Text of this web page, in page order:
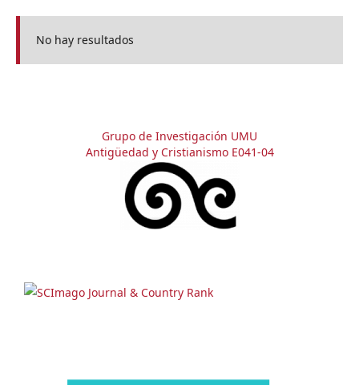
No hay resultados
Grupo de Investigación UMU
Antigüedad y Cristianismo E041-04